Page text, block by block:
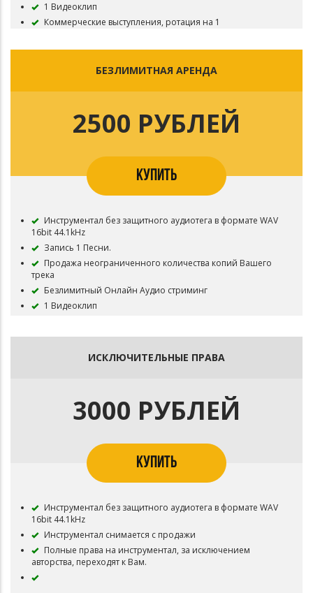
1 Видеоклип
Коммерческие выступления, ротация на 1
Инструментал остается в продаже до покупки
Все права на бит сохраняются за Slash 21.
БЕЗЛИМИТНАЯ АРЕНДА
2500 РУБЛЕЙ
КУПИТЬ
Инструментал без защитного аудиотега в формате WAV
16bit 44.1kHz
Запись 1 Песни.
Продажа неограниченного количества копий Вашего
трека
Безлимитный Онлайн Аудио стриминг
1 Видеоклип
Коммерческие выступления, ротация на 3
Инструментал остается в продаже до покупки
ИСКЛЮЧИТЕЛЬНЫЕ ПРАВА
3000 РУБЛЕЙ
КУПИТЬ
Инструментал без защитного аудиотега в формате WAV
16bit 44.1kHz
Инструментал снимается с продажи
Полные права на инструментал, за исключением
авторства, переходят к Вам.